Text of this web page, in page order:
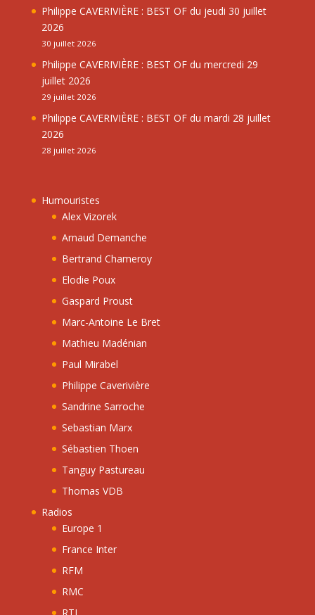
Philippe CAVERIVIÈRE : BEST OF du jeudi 30 juillet
2026
30 juillet 2026
Philippe CAVERIVIÈRE : BEST OF du mercredi 29
juillet 2026
29 juillet 2026
Philippe CAVERIVIÈRE : BEST OF du mardi 28 juillet
2026
28 juillet 2026
Humouristes
Alex Vizorek
Arnaud Demanche
Bertrand Chameroy
Elodie Poux
Gaspard Proust
Marc-Antoine Le Bret
Mathieu Madénian
Paul Mirabel
Philippe Caverivière
Sandrine Sarroche
Sebastian Marx
Sébastien Thoen
Tanguy Pastureau
Thomas VDB
Radios
Europe 1
France Inter
RFM
RMC